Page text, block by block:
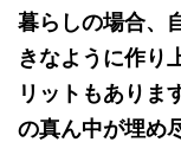
暮らしの場合、
きなように作り
リットもありま
の真ん中が埋め